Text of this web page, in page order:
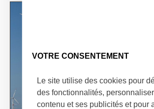
VOTRE CONSENTEMENT
Le site utilise des cookies pour
des fonctionnalités,
contenu et ses publicités et pour